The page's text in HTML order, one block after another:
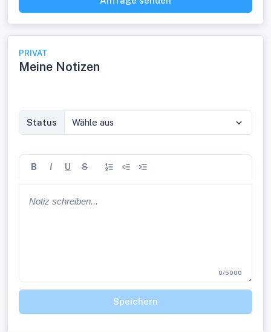
PRIVAT
Meine Notizen
Status Wähle aus
B I U S
0/5000
Speichern